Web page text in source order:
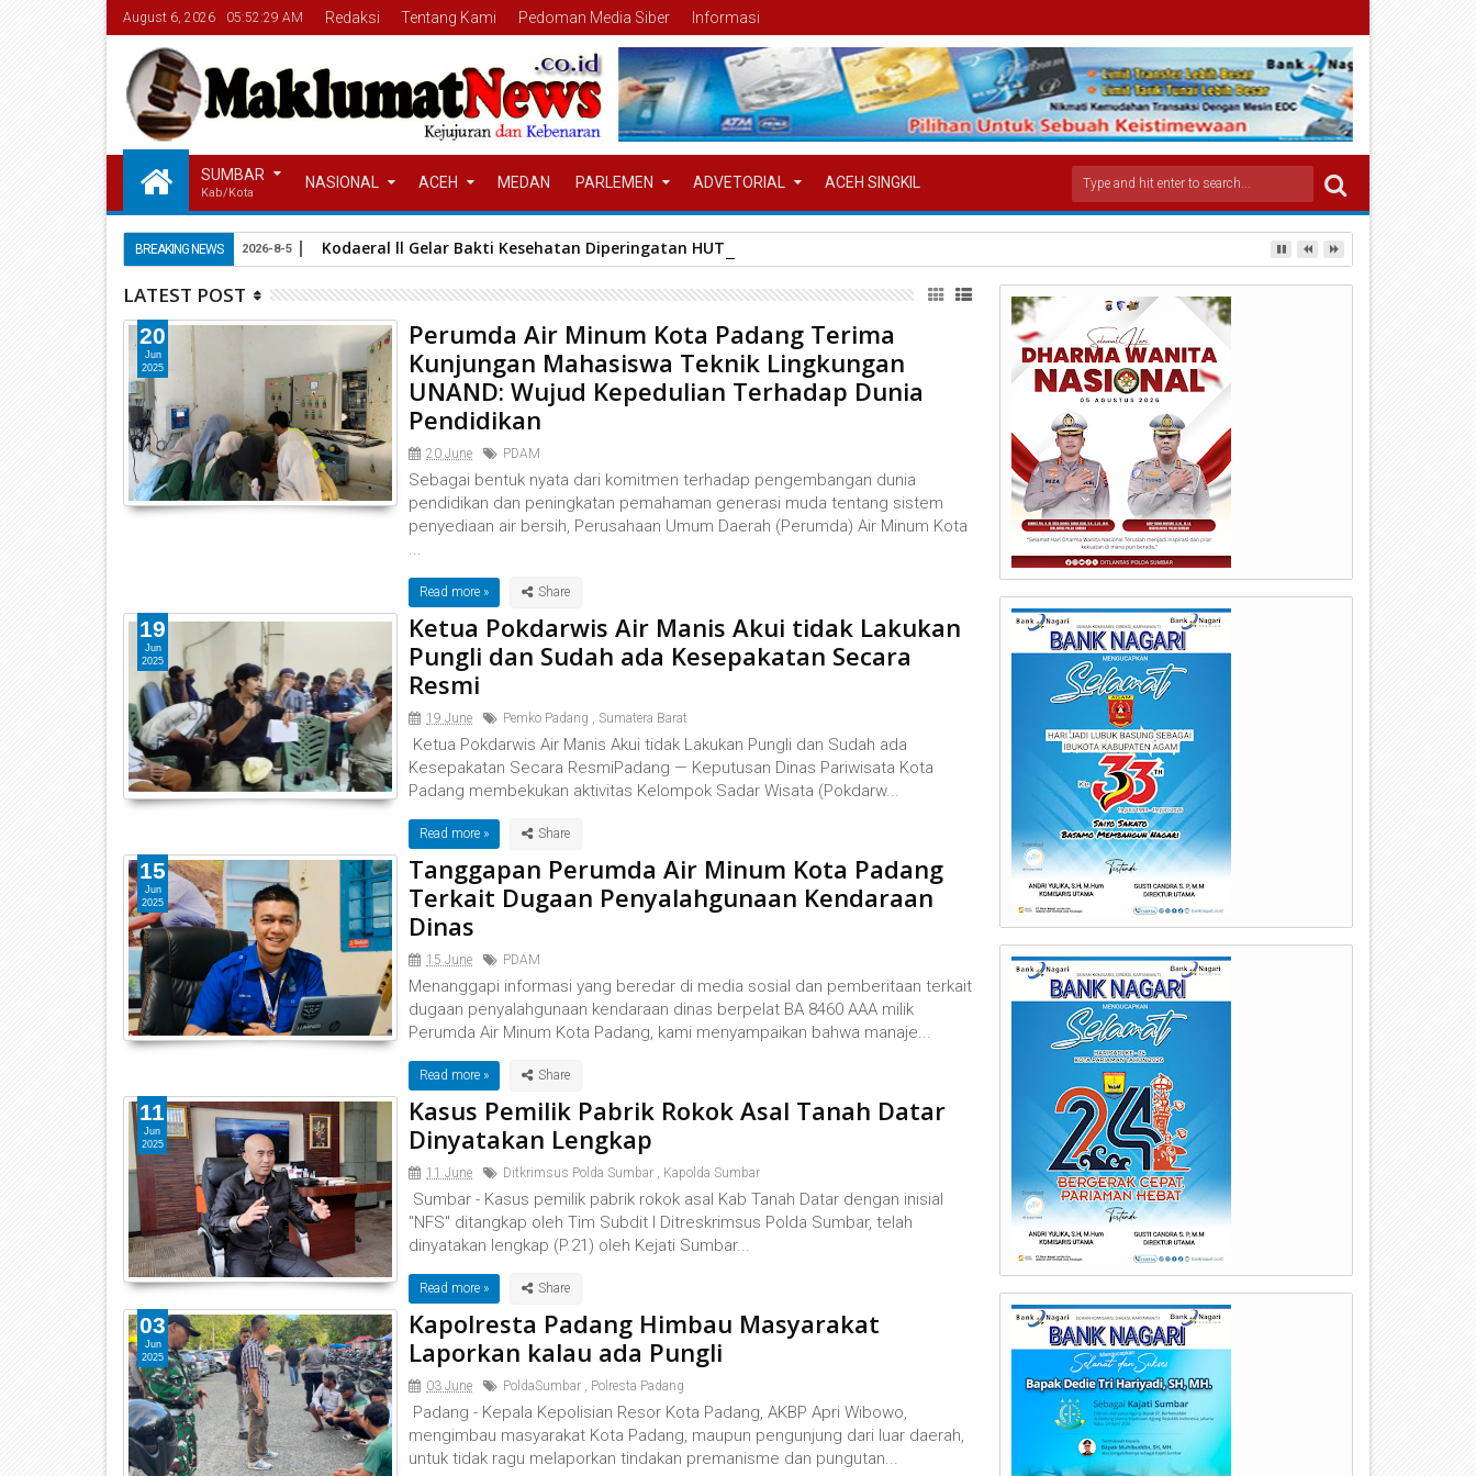
August 6, 2026 05:52:29 AM Redaksi Tentang Kami Pedoman Media Siber Informasi
SUMBAR
Kab/Kota
NASIONAL ACEH MEDAN PARLEMEN ADVETORIAL ACEH SINGKIL
BREAKING NEWS Kodaeral ll Gelar Bakti Kesehatan Diperingatan HUT Ke-80 Jalasenastri Tahun 2026
2026-8-5
LATEST POST
Perumda Air Minum Kota Padang Terima
Kunjungan Mahasiswa Teknik Lingkungan
UNAND: Wujud Kepedulian Terhadap Dunia
Pendidikan
20 June PDAM
Sebagai bentuk nyata dari komitmen terhadap pengembangan dunia
pendidikan dan peningkatan pemahaman generasi muda tentang sistem
penyediaan air bersih, Perusahaan Umum Daerah (Perumda) Air Minum Kota
...
Read more »
20
Jun
2025
Ketua Pokdarwis Air Manis Akui tidak Lakukan
Pungli dan Sudah ada Kesepakatan Secara
Resmi
19 June Pemko Padang , Sumatera Barat
Ketua Pokdarwis Air Manis Akui tidak Lakukan Pungli dan Sudah ada
Kesepakatan Secara ResmiPadang — Keputusan Dinas Pariwisata Kota
Padang membekukan aktivitas Kelompok Sadar Wisata (Pokdarw...
Read more »
19
Jun
2025
Tanggapan Perumda Air Minum Kota Padang
Terkait Dugaan Penyalahgunaan Kendaraan
Dinas
15 June PDAM
Menanggapi informasi yang beredar di media sosial dan pemberitaan terkait
dugaan penyalahgunaan kendaraan dinas berpelat BA 8460 AAA milik
Perumda Air Minum Kota Padang, kami menyampaikan bahwa manaje...
Read more »
15
Jun
2025
Kasus Pemilik Pabrik Rokok Asal Tanah Datar
Dinyatakan Lengkap
11 June Ditkrimsus Polda Sumbar , Kapolda Sumbar
Sumbar - Kasus pemilik pabrik rokok asal Kab Tanah Datar dengan inisial
"NFS" ditangkap oleh Tim Subdit I Ditreskrimsus Polda Sumbar, telah
dinyatakan lengkap (P.21) oleh Kejati Sumbar...
Read more »
11
Jun
2025
Kapolresta Padang Himbau Masyarakat
Laporkan kalau ada Pungli
03 June PoldaSumbar , Polresta Padang
Padang - Kepala Kepolisian Resor Kota Padang, AKBP Apri Wibowo,
mengimbau masyarakat Kota Padang, maupun pengunjung dari luar daerah,
untuk tidak ragu melaporkan tindakan premanisme dan pungutan...
03
Jun
2025